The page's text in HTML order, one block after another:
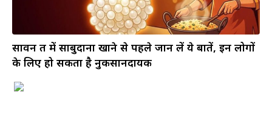
सावन व्रत में साबुदाना खाने से पहले जान लें ये बातें, इन लोगों
के लिए हो सकता है नुकसानदायक